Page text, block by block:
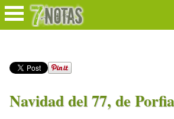
Navidad del 77, de